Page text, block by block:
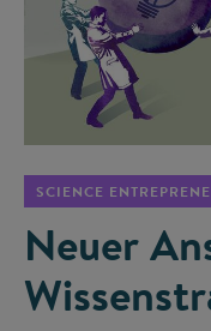
SCIENCE
Neuer